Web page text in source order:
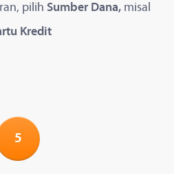
pilih Sumber Dana, misal
Kredit
5